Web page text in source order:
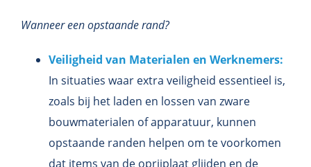
Wanneer een opstaande rand?
Veiligheid van Materialen en Werknemers:
In situaties waar extra veiligheid essentieel is,
zoals bij het laden en lossen van zware
bouwmaterialen of apparatuur, kunnen
opstaande randen helpen om te voorkomen
dat items van de oprijplaat glijden en de